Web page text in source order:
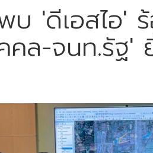
บ 'ดีเอสไอ'
ล-จนท.รัฐ'